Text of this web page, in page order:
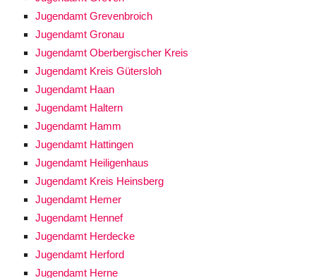
Jugendamt Grevenbroich
Jugendamt Gronau
Jugendamt Oberbergischer Kreis
Jugendamt Kreis Gütersloh
Jugendamt Haan
Jugendamt Haltern
Jugendamt Hamm
Jugendamt Hattingen
Jugendamt Heiligenhaus
Jugendamt Kreis Heinsberg
Jugendamt Hemer
Jugendamt Hennef
Jugendamt Herdecke
Jugendamt Herford
Jugendamt Herne